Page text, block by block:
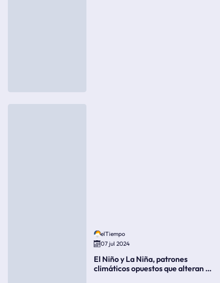
elTiempo
07 jul 2024
El Niño y La Niña, patrones
climáticos opuestos que alteran la